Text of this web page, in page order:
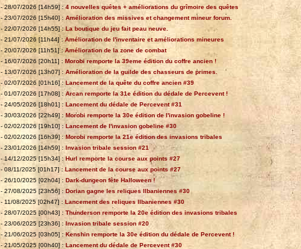
- 28/07/2026 [14h59] :4 nouvelles quêtes + améliorations du grîmoire des quêtes
- 23/07/2026 [15h40] : Amélioration des missives et changement mineur forum.
- 22/07/2026 [14h55] :La boutique du jeu fait peau neuve.
- 21/07/2026 [11h44] :Amélioration de l'inventaire et améliorations mineures
- 20/07/2026 [11h51] :Amélioration de la zone de combat
- 16/07/2026 [20h11] : Morobi remporte la 39eme édition du coffre ancien !
- 13/07/2026 [13h07] : Amélioration de la guilde des chasseurs de primes.
- 02/07/2026 [01h16] :Lancement de la quête du coffre ancien #39
- 01/07/2026 [17h08] : Arcan remporte la 31e édition du dédale de Percevent !
- 24/05/2026 [18h01] : Lancement du dédale de Percevent #31
- 30/03/2026 [22h49] : Morobi remporte la 30e édition de l'invasion gobeline !
- 02/02/2026 [19h10] :Lancement de l'invasion gobeline #30
- 02/02/2026 [16h39] :Morobi remporte la 21e édition des invasions tribales
- 23/01/2026 [14h59] : Invasion tribale session #21
- 14/12/2025 [15h34] : Hurl remporte la course aux points #27
- 08/11/2025 [01h17] :Lancement de la course aux points #27
- 26/10/2025 [02h04] : Dark-dungeon fête Halloween !
- 27/08/2025 [23h56] : Dorian gagne les reliques Ilbaniennes #30
- 11/08/2025 [02h47] : Lancement des reliques Ilbaniennes #30
- 28/07/2025 [00h43] : Thunderson remporte la 20e édition des invasions tribales
- 23/06/2025 [23h36] : Invasion tribale session #20
- 21/06/2025 [03h05] :Kenshin remporte la 30e édition du dédale de Percevent !
- 21/05/2025 [00h40] :Lancement du dédale de Percevent #30